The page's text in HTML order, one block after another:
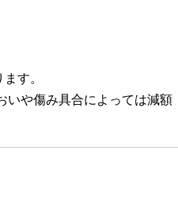
す。
いや傷み具合によっては減額